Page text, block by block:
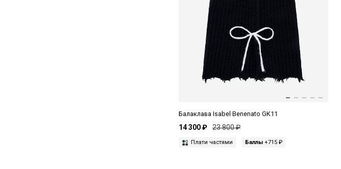
Балаклава Isabel Benenato GK11
14 300 ₽ 23 800 ₽
Плати частями Баллы +715 ₽